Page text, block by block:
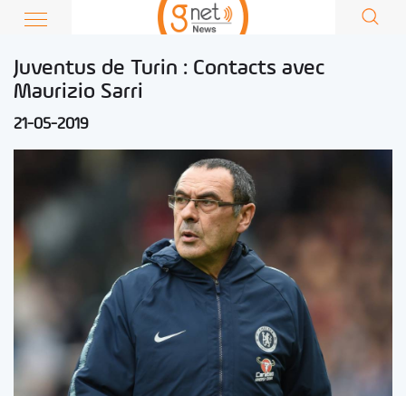
Juventus de Turin : Contacts avec
Maurizio Sarri
21-05-2019